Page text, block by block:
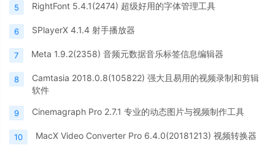
5 RightFont 5.4.1(2474) 超级好用的字体管理工具
6 SPlayerX 4.1.4 射手播放器
7 Meta 1.9.2(2358) 音频元数据音乐标签信息编辑器
8
Camtasia 2018.0.8(105822) 强大且易用的视频录制和剪辑
软件
9 Cinemagraph Pro 2.7.1 专业的动态图片与视频制作工具
10 MacX Video Converter Pro 6.4.0(20181213) 视频转换器